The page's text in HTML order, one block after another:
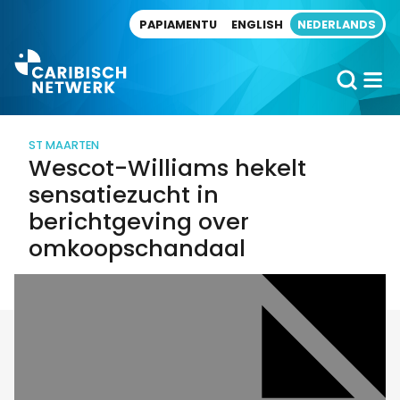
PAPIAMENTU ENGLISH NEDERLANDS
ST MAARTEN
Wescot-Williams hekelt
sensatiezucht in
berichtgeving over
omkoopschandaal